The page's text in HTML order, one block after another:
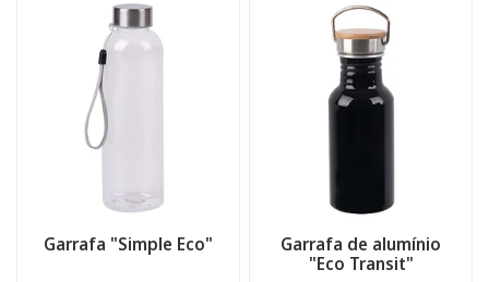
Garrafa "Simple Eco"
Garrafa de alumínio
"Eco Transit"